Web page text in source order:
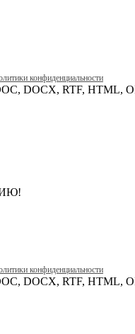
конфиденциальности
DOCX, RTF, HTML,
конфиденциальности
DOCX, RTF, HTML,